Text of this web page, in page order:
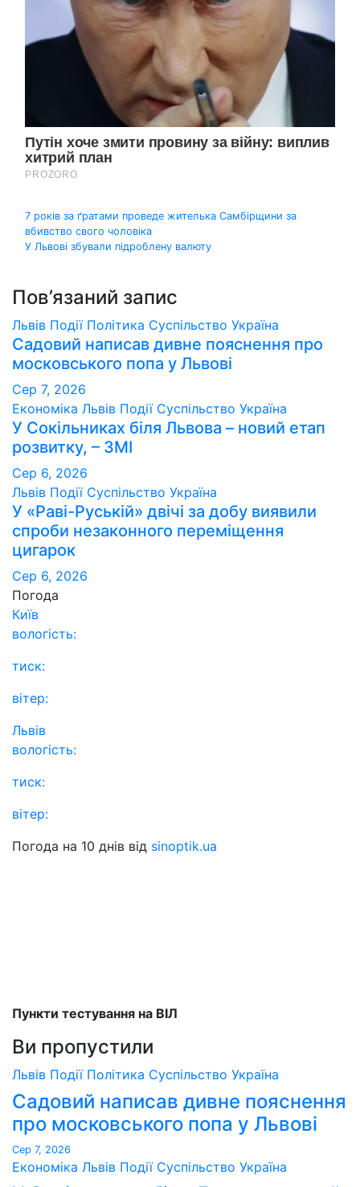
Навігація
записів
7 років за ґратами проведе жителька Самбірщини за
вбивство свого чоловіка
У Львові збували підроблену валюту
Пов’язаний запис
Львів Події Політика Суспільство Україна
Садовий написав дивне пояснення про
московського попа у Львові
Сер 7, 2026
Економіка Львів Події Суспільство Україна
У Сокільниках біля Львова – новий етап
розвитку, – ЗМІ
Сер 6, 2026
Львів Події Суспільство Україна
У «Раві-Руській» двічі за добу виявили
спроби незаконного переміщення
цигарок
Сер 6, 2026
Погода
Київ
вологість:
тиск:
вітер:
Львів
вологість:
тиск:
вітер:
Погода на 10 днів від sinoptik.ua
Пункти тестування на ВІЛ
Ви пропустили
Львів Події Політика Суспільство Україна
Садовий написав дивне пояснення
про московського попа у Львові
Сер 7, 2026
Економіка Львів Події Суспільство Україна